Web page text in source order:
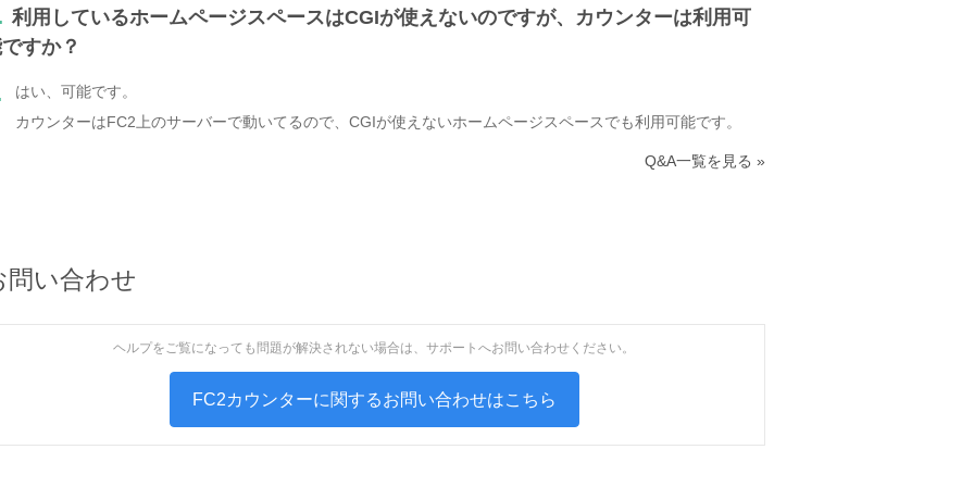
利用しているホームページスペースはCGIが使えないのですが、カウンターは利用可
すか？
はい、可能です。
カウンターはFC2上のサーバーで動いてるので、CGIが使えないホームページスペースでも利用可能です。
Q&A一覧を見る »
問い合わせ
ヘルプをご覧になっても問題が解決されない場合は、サポートへお問い合わせください。
FC2カウンターに関するお問い合わせはこちら